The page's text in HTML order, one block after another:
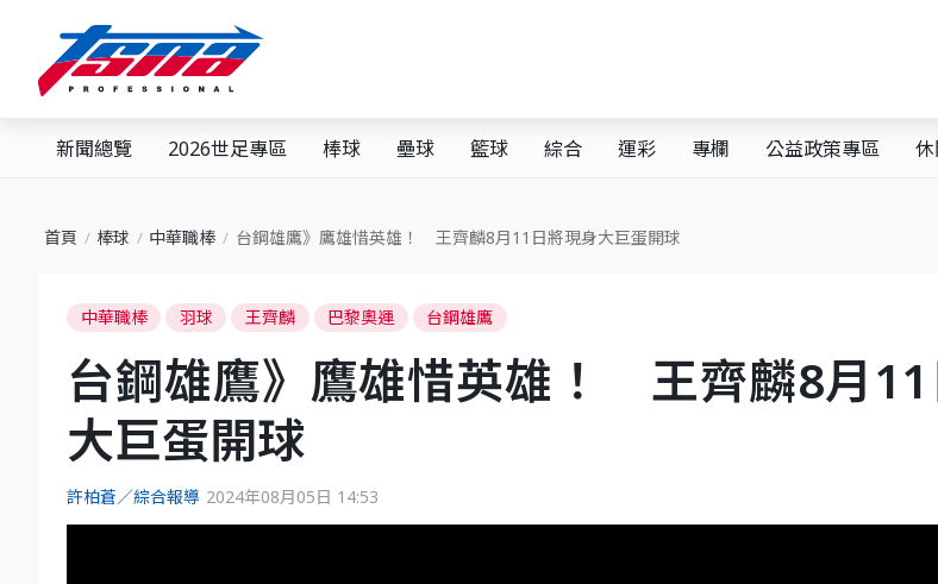
新聞總覽 2026世足專區 棒球 壘球 籃球 綜合 運彩 專欄 公益政策專區
首頁 棒球 中華職棒 台鋼雄鷹》鷹雄惜英雄！ 王齊麟8月11日將現身大巨蛋開球
中華職棒 羽球 王齊麟 巴黎奧運 台鋼雄鷹
台鋼雄鷹》鷹雄惜英雄！ 王齊麟8月11
大巨蛋開球
許柏蒼／綜合報導 2024年08月05日 14:53